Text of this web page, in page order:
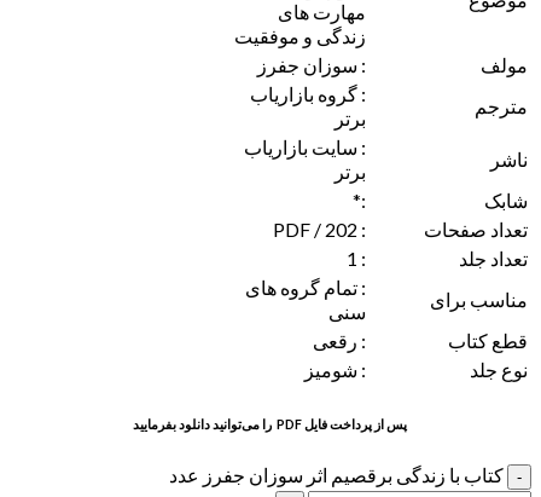
مهارت های
زندگی و موفقیت
مولف
: سوزان جفرز
مترجم
: گروه بازاریاب
برتر
ناشر
: سایت بازاریاب
برتر
شابک
:*
تعداد صفحات
: 202 / PDF
تعداد جلد
: 1
مناسب برای
: تمام گروه های
سنی
قطع کتاب
: رقعی
نوع جلد
: شومیز
پس از پرداخت فایل PDF را می‌توانید دانلود بفرمایید
کتاب با زندگی برقصیم اثر سوزان جفرز عدد